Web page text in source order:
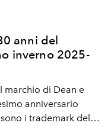
anni del
inverno 2025-
marchio di Dean e
anniversario
i trademark del